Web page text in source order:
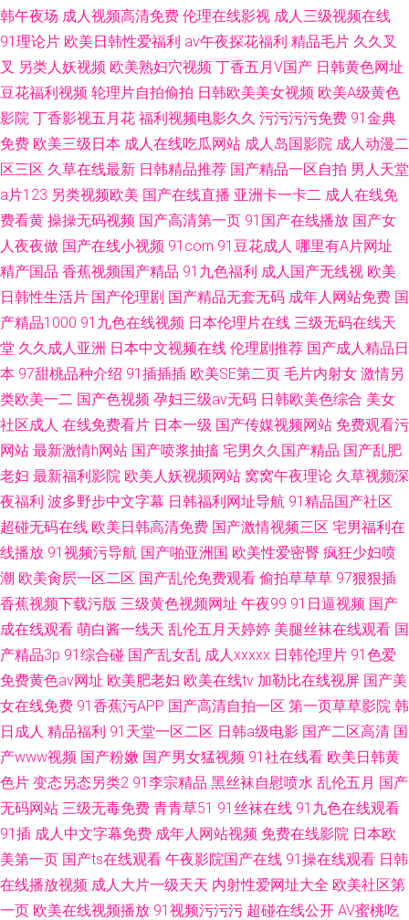
韩午夜场 成人视频高清免费 伦理在线影视 成人三级视频在线
91理论片 欧美日韩性爱福利 av午夜探花福利 精品毛片 久久叉
叉 另类人妖视频 欧美熟妇穴视频 丁香五月V国产 日韩黄色网址
豆花福利视频 轮理片自拍偷拍 日韩欧美美女视频 欧美A级黄色
影院 丁香影视五月花 福利视频电影久久 污污污污免费 91金典
免费 欧美三级日本 成人在线吃瓜网站 成人岛国影院 成人动漫二
区三区 久草在线最新 日韩精品推荐 国产精品一区自拍 男人天堂
a片123 另类视频欧美 国产在线直播 亚洲卡一卡二 成人在线免
费看黄 操操无码视频 国产高清第一页 91国产在线播放 国产女
人夜夜做 国产在线小视频 91com 91豆花成人 哪里有A片网址
精产国品 香蕉视频国产精品 91九色福利 成人国产无线视 欧美
日韩性生活片 国产伦理剧 国产精品无套无码 成年人网站免费 国
产精品1000 91九色在线视频 日本伦理片在线 三级无码在线天
堂 久久成人亚洲 日本中文视频在线 伦理剧推荐 国产成人精品日
本 97甜桃品种介绍 91插插插 欧美SE第二页 毛片内射女 激情另
类欧美一二 国产色视频 孕妇三级av无码 日韩欧美色综合 美女
社区成人 在线免费看片 日本一级 国产传媒视频网站 免费观看污
网站 最新激情h网站 国产喷浆抽搐 宅男久久国产精品 国产乱肥
老妇 最新福利影院 欧美人妖视频网站 窝窝午夜理论 久草视频深
夜福利 波多野步中文字幕 日韩福利网址导航 91精品国产社区
超碰无码在线 欧美日韩高清免费 国产激情视频三区 宅男福利在
线播放 91视频污导航 国产啪亚洲国 欧美性爱密臀 疯狂少妇喷
潮 欧美肏屄一区二区 国产乱伦免费观看 偷拍草草草 97狠狠插
香蕉视频下载污版 三级黄色视频网址 午夜99 91日逼视频 国产
成在线观看 萌白酱一线天 乱伦五月天婷婷 美腿丝袜在线观看 国
产精品3p 91综合碰 国产乱女乱 成人xxxxx 日韩伦理片 91色爱
免费黄色av网址 欧美肥老妇 欧美在线tv 加勒比在线视屏 国产美
女在线免费 91香蕉污APP 国产高清自拍一区 第一页草草影院 韩
日成人 精品福利 91天堂一区二区 日韩a级电影 国产二区高清 国
产www视频 国产粉嫩 国产男女猛视频 91社在线看 欧美日韩黄
色片 变态另态另类2 91李宗精品 黑丝袜自慰喷水 乱伦五月 国产
无码网站 三级无毒免费 青青草51 91丝袜在线 91九色在线观看
91插 成人中文字幕免费 成年人网站视频 免费在线影院 日本欧
美第一页 国产ts在线观看 午夜影院国产在线 91操在线观看 日韩
在线播放视频 成人大片一级天天 内射性爱网址大全 欧美社区第
一页 欧美在线视频播放 91视频污污污 超碰在线公开 AV蜜桃吃